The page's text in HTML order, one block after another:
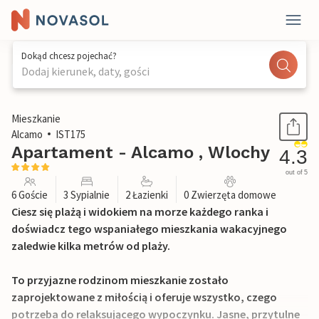
Dokąd chcesz pojechać?
Dodaj kierunek, daty, gości
1 / 37
Mieszkanie
Alcamo
IST175
Apartament - Alcamo , Wlochy 4.3
out of 5
6 Goście 3 Sypialnie 2 Łazienki 0 Zwierzęta domowe
Ciesz się plażą i widokiem na morze każdego ranka i
doświadcz tego wspaniałego mieszkania wakacyjnego
zaledwie kilka metrów od plaży.
To przyjazne rodzinom mieszkanie zostało
zaprojektowane z miłością i oferuje wszystko, czego
potrzeba do relaksującego wypoczynku. Jasne, przytulne